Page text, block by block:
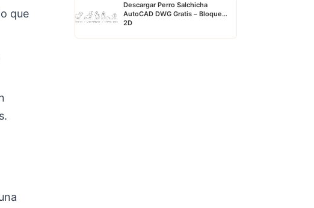
que
Descargar Perro Salchicha
AutoCAD DWG Gratis – Bloque
2D